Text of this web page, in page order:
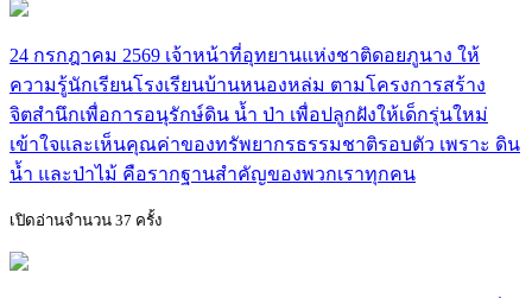
24 กรกฎาคม 2569 เจ้าหน้าที่อุทยานแห่งชาติดอยภูนาง ให้
ความรู้นักเรียนโรงเรียนบ้านหนองหล่ม ตามโครงการสร้าง
จิตสำนึกเพื่อการอนุรักษ์ดิน น้ำ ป่า เพื่อปลูกฝังให้เด็กรุ่นใหม่
เข้าใจและเห็นคุณค่าของทรัพยากรธรรมชาติรอบตัว เพราะ ดิน
น้ำ และป่าไม้ คือรากฐานสำคัญของพวกเราทุกคน
เปิดอ่านจำนวน 37 ครั้ง